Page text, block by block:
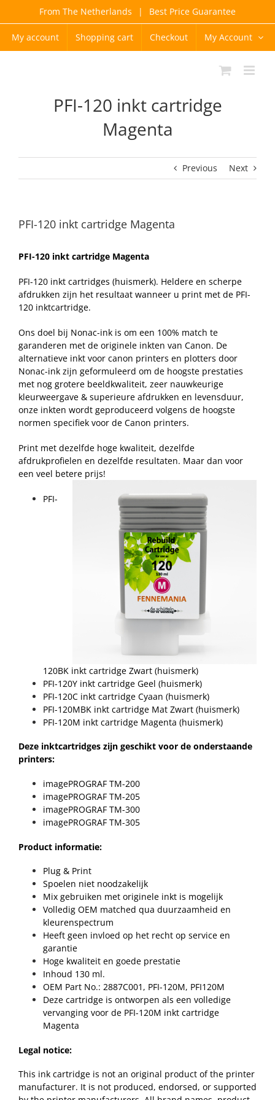
content
From The Netherlands | Best Price Guarantee
My account Shopping cart Checkout My Account
PFI-120 inkt cartridge
Magenta
Previous Next
PFI-120 inkt cartridge Magenta
PFI-120 inkt cartridge Magenta
PFI-120 inkt cartridges (huismerk). Heldere en scherpe
afdrukken zijn het resultaat wanneer u print met de PFI-
120 inktcartridge.
Ons doel bij Nonac-ink is om een 100% match te
garanderen met de originele inkten van Canon. De
alternatieve inkt voor canon printers en plotters door
Nonac-ink zijn geformuleerd om de hoogste prestaties
met nog grotere beeldkwaliteit, zeer nauwkeurige
kleurweergave & superieure afdrukken en levensduur,
onze inkten wordt geproduceerd volgens de hoogste
normen specifiek voor de Canon printers.
Print met dezelfde hoge kwaliteit, dezelfde
afdrukprofielen en dezelfde resultaten. Maar dan voor
een veel betere prijs!
PFI-
120BK inkt cartridge Zwart (huismerk)
PFI-120Y inkt cartridge Geel (huismerk)
PFI-120C inkt cartridge Cyaan (huismerk)
PFI-120MBK inkt cartridge Mat Zwart (huismerk)
PFI-120M inkt cartridge Magenta (huismerk)
Deze inktcartridges zijn geschikt voor de onderstaande
printers:
imagePROGRAF TM-200
imagePROGRAF TM-205
imagePROGRAF TM-300
imagePROGRAF TM-305
Product informatie:
Plug & Print
Spoelen niet noodzakelijk
Mix gebruiken met originele inkt is mogelijk
Volledig OEM matched qua duurzaamheid en
kleurenspectrum
Heeft geen invloed op het recht op service en
garantie
Hoge kwaliteit en goede prestatie
Inhoud 130 ml.
OEM Part No.: 2887C001, PFI-120M, PFI120M
Deze cartridge is ontworpen als een volledige
vervanging voor de PFI-120M inkt cartridge
Magenta
Legal notice:
This ink cartridge is not an original product of the printer
manufacturer. It is not produced, endorsed, or supported